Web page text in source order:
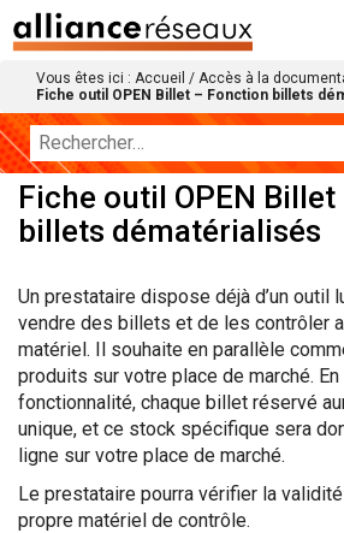
Vous êtes ici : Accueil / Accès à la
Fiche outil OPEN Billet – Fonction billets
Fiche outil OPEN
billets dématérialisés
Un prestataire dispose déjà d’un outil
vendre des billets et de les contrôler
matériel. Il souhaite en parallèle
produits sur votre place de marché.
fonctionnalité, chaque billet réservé
unique, et ce stock spécifique sera
ligne sur votre place de marché.
Le prestataire pourra vérifier la
propre matériel de contrôle.